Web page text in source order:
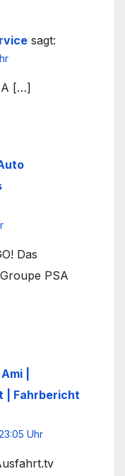
sagt:
[…]
Das
PSA
|
| Fahrbericht
Uhr